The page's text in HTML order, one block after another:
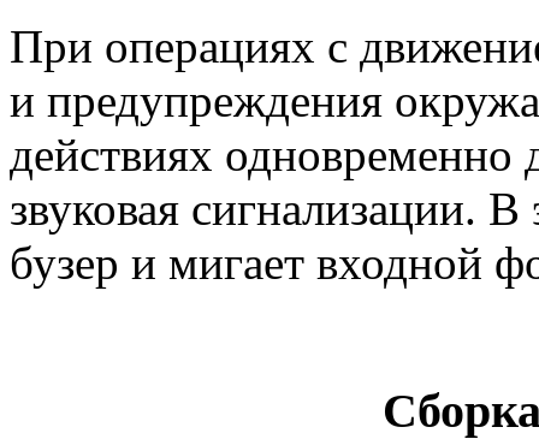
При операциях с
и предупреждения
действиях одновременно
звуковая сигнализации.
бузер и мигает входной